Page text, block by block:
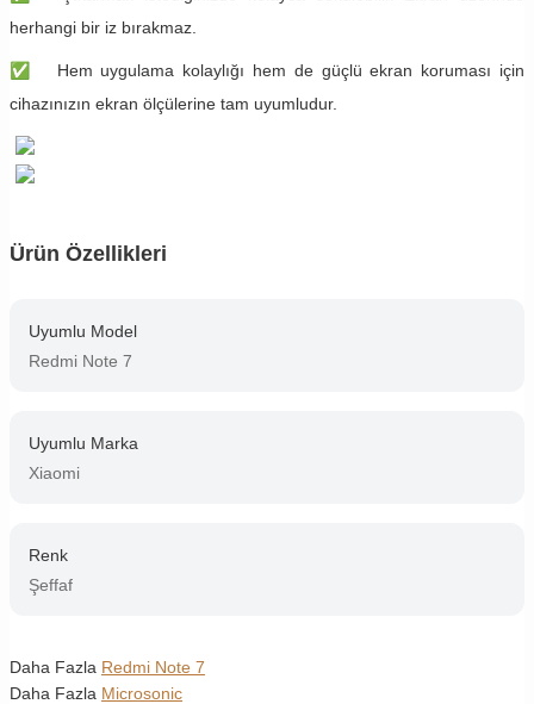
herhangi bir iz bırakmaz.
✅ ​Hem uygulama kolaylığı hem de güçlü ekran koruması için
cihazınızın ekran ölçülerine tam uyumludur.
Ürün Özellikleri
Uyumlu Model
Redmi Note 7
Uyumlu Marka
Xiaomi
Renk
Şeffaf
Daha Fazla Redmi Note 7
Daha Fazla Microsonic